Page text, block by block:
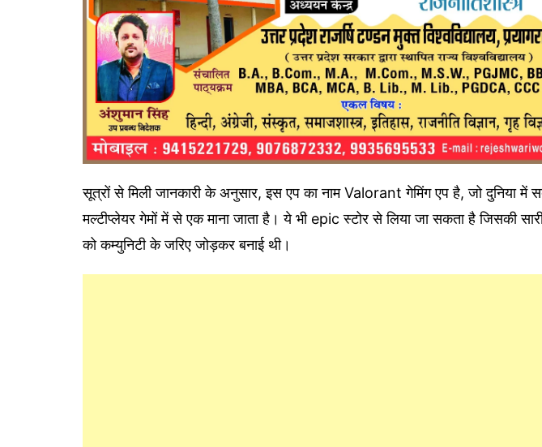
सूत्रों से मिली जानकारी के अनुसार, इस एप का नाम Valorant गेमिंग एप है, जो दुनिया में
मल्टीप्लेयर गेमों में से एक माना जाता है। ये भी epic स्टोर से लिया जा सकता है जिसकी सारी
को कम्युनिटी के जरिए जोड़कर बनाई थी।